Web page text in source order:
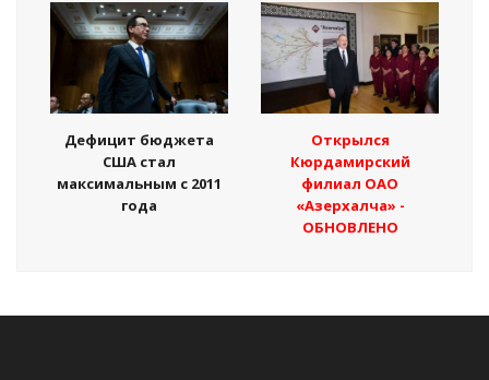
Дефицит бюджета
США стал
максимальным с 2011
года
Открылся
Кюрдамирский
филиал ОАО
«Азерхалча» -
ОБНОВЛЕНО